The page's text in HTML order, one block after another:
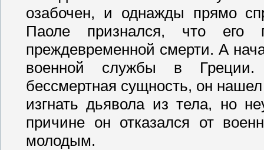
озабочен, и однажды прямо
Паоле признался, что его
преждевременной смерти. А
военной службы в
бессмертная сущность, он
изгнать дьявола из тела, но
причине он отказался от
молодым.